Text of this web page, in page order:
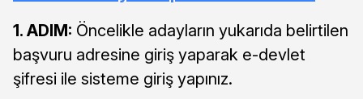
1. ADIM: Öncelikle adayların yukarıda belirtilen
başvuru adresine giriş yaparak e-devlet
şifresi ile sisteme giriş yapınız.